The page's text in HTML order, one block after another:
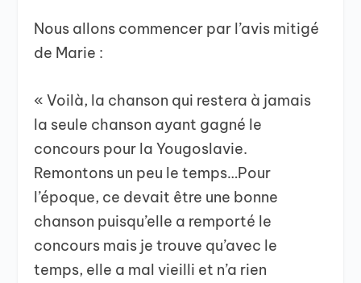
Nous allons commencer par l’avis mitigé
de Marie :
« Voilà, la chanson qui restera à jamais
la seule chanson ayant gagné le
concours pour la Yougoslavie.
Remontons un peu le temps…Pour
l’époque, ce devait être une bonne
chanson puisqu’elle a remporté le
concours mais je trouve qu’avec le
temps, elle a mal vieilli et n’a rien